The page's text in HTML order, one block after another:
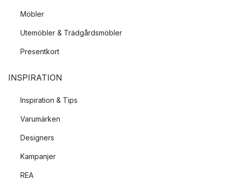
Möbler
Utemöbler & Trädgårdsmöbler
Presentkort
INSPIRATION
Inspiration & Tips
Varumärken
Designers
Kampanjer
REA